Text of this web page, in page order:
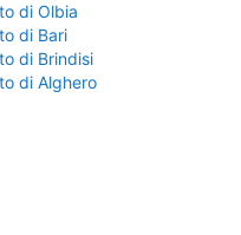
di Olbia
di Bari
di Brindisi
di Alghero